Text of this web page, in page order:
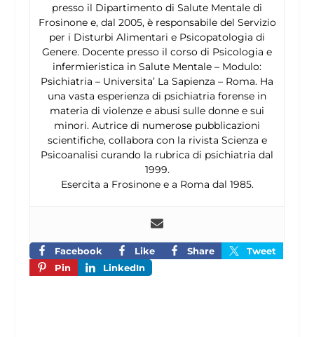
presso il Dipartimento di Salute Mentale di
Frosinone e, dal 2005, è responsabile del Servizio
per i Disturbi Alimentari e Psicopatologia di
Genere. Docente presso il corso di Psicologia e
infermieristica in Salute Mentale – Modulo:
Psichiatria – Universita’ La Sapienza – Roma. Ha
una vasta esperienza di psichiatria forense in
materia di violenze e abusi sulle donne e sui
minori. Autrice di numerose pubblicazioni
scientifiche, collabora con la rivista Scienza e
Psicoanalisi curando la rubrica di psichiatria dal
1999.
Esercita a Frosinone e a Roma dal 1985.
Facebook Like Share
Tweet
Pin
LinkedIn